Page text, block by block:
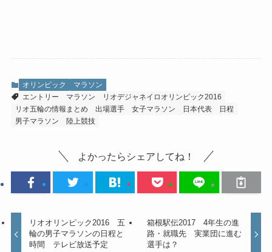
オリンピック
マラソン
エントリー
マラソン
リオデジャネイロオリンピック2016
リオ五輪の情報まとめ
出場選手 女子マラソン 日本代表
日程
男子マラソン
陸上競技
よかったらシェアしてね！
リオオリンピック2016 五
輪の男子マラソンの日程と
時間 テレビ放送予定
箱根駅伝2017 4年生の進
路・就職先 実業団に進む
選手は？